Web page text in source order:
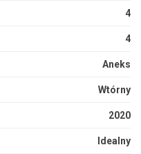
4
4
Aneks
Wtórny
2020
Idealny